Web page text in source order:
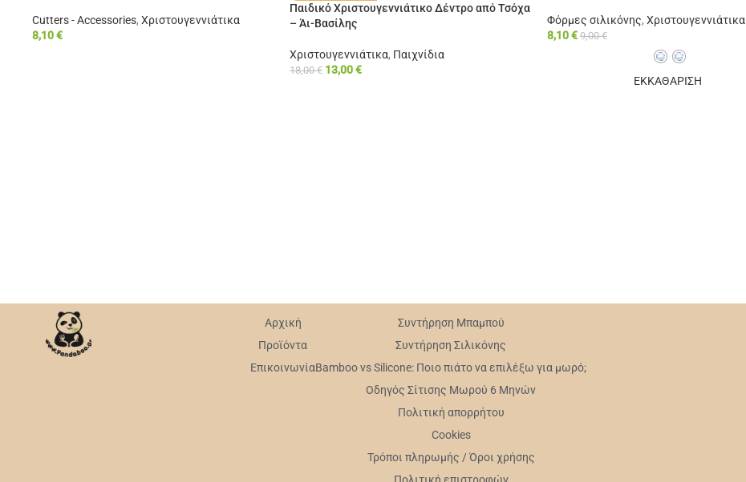
Cutters - Accessories, Χριστουγεννιάτικα
8,10€
Παιδικό Χριστουγεννιάτικο Δέντρο από Τσόχα
– Άι-Βασίλης
Χριστουγεννιάτικα, Παιχνίδια
18,00€ 13,00€
Φόρμες σιλικόνης, Χριστουγεννιάτικα
8,10€ 9,00€
ΕΚΚΑΘΑΡΙΣΗ
Συντήρηση Mπαμπού
Συντήρηση Σιλικόνης
Bamboo vs Silicone: Ποιο πιάτο να επιλέξω για μωρό;
Οδηγός Σίτισης Μωρού 6 Μηνών
Πολιτική απορρήτου
Cookies
Τρόποι πληρωμής / Όροι χρήσης
Αρχική
Προϊόντα
Επικοινωνία